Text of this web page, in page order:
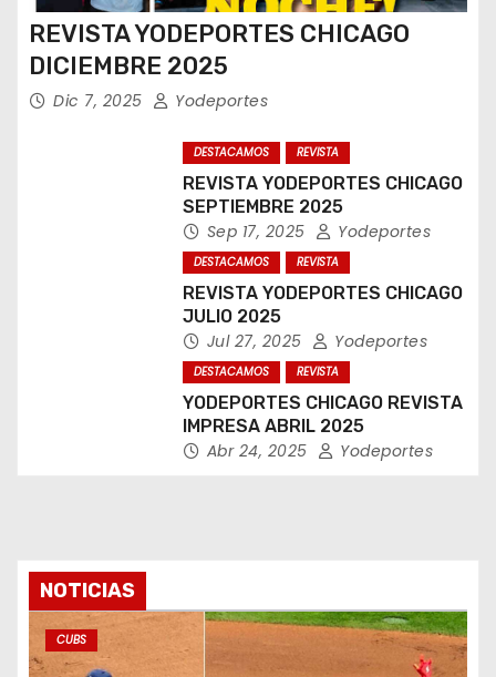
REVISTA YODEPORTES CHICAGO
DICIEMBRE 2025
Dic 7, 2025 Yodeportes
DESTACAMOS REVISTA
REVISTA YODEPORTES CHICAGO
SEPTIEMBRE 2025
Sep 17, 2025 Yodeportes
DESTACAMOS REVISTA
REVISTA YODEPORTES CHICAGO
JULIO 2025
Jul 27, 2025 Yodeportes
DESTACAMOS REVISTA
YODEPORTES CHICAGO REVISTA
IMPRESA ABRIL 2025
Abr 24, 2025 Yodeportes
NOTICIAS
CUBS